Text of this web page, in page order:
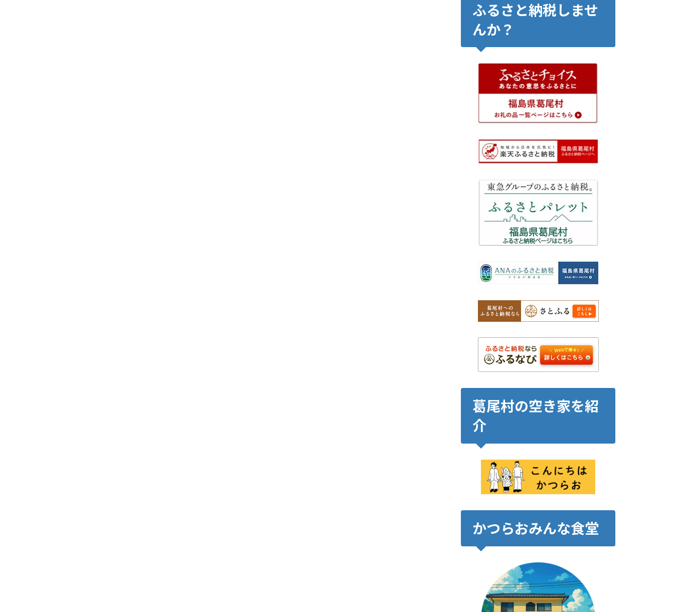
ふるさと納税しませ
んか？
葛尾村の空き家を紹
介
かつらおみんな食堂